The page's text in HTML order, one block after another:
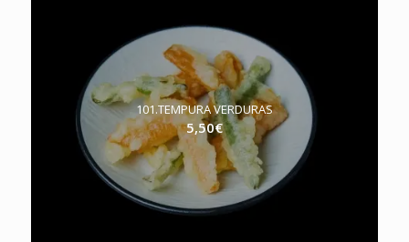
101.TEMPURA VERDURAS
5,50€